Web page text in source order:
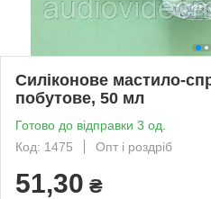
Силіконове мастило-
побутове, 50 мл
Готово до відправки 3 од.
Код: 1475
Опт і роздріб
51,30 ₴